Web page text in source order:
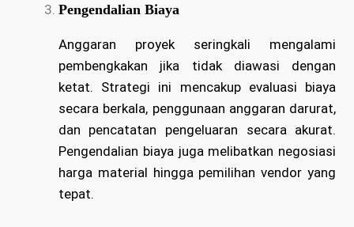
Pengendalian Biaya
Anggaran proyek seringkali mengalami
pembengkakan jika tidak diawasi dengan
ketat. Strategi ini mencakup evaluasi biaya
secara berkala, penggunaan anggaran darurat,
dan pencatatan pengeluaran secara akurat.
Pengendalian biaya juga melibatkan negosiasi
harga material hingga pemilihan vendor yang
tepat.